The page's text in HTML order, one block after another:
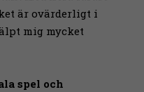
är ovärderligt i
mig mycket
spel och